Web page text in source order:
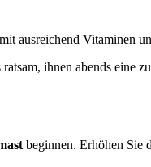
ausreichend Vitaminen
ihnen abends eine
beginnen. Erhöhen Sie